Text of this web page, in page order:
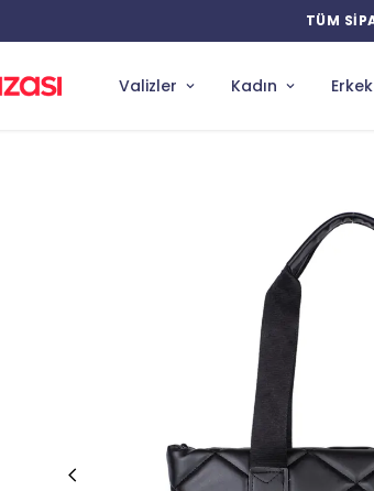
Valizler Kadın Erkek